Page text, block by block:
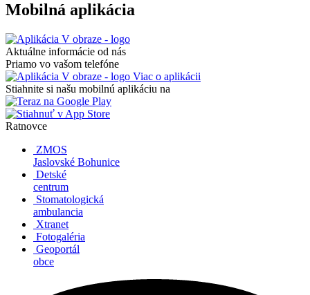
Mobilná aplikácia
Aktuálne informácie od nás
Priamo vo vašom telefóne
Viac o aplikácii
Stiahnite si našu mobilnú aplikáciu na
Ratnovce
ZMOS
Jaslovské Bohunice
Detské
centrum
Stomatologická
ambulancia
Xtranet
Fotogaléria
Geoportál
obce